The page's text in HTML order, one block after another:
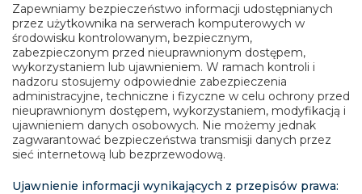
Zapewniamy bezpieczeństwo informacji udostępnianych
przez użytkownika na serwerach komputerowych w
środowisku kontrolowanym, bezpiecznym,
zabezpieczonym przed nieuprawnionym dostępem,
wykorzystaniem lub ujawnieniem. W ramach kontroli i
nadzoru stosujemy odpowiednie zabezpieczenia
administracyjne, techniczne i fizyczne w celu ochrony przed
nieuprawnionym dostępem, wykorzystaniem, modyfikacją i
ujawnieniem danych osobowych. Nie możemy jednak
zagwarantować bezpieczeństwa transmisji danych przez
sieć internetową lub bezprzewodową.
Ujawnienie informacji wynikających z przepisów prawa: